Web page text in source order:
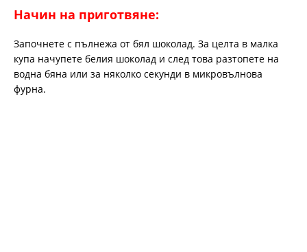
Начин на приготвяне:
Започнете с пълнежа от бял шоколад. За целта в малка
купа начупете белия шоколад и след това разтопете на
водна бяна или за няколко секунди в микровълнова
фурна.